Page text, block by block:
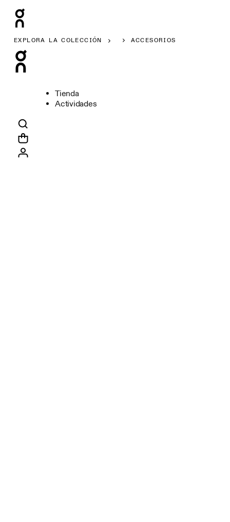
EXPLORA LA COLECCIÓN ACCESORIOS
Tienda
Actividades